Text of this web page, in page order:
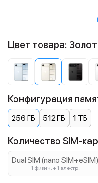
Цвет товара:
Конфигурация
256 ГБ 512 ГБ 1 ТБ
Количество SIM-
Dual SIM (nano SIM+eSIM)
1 физич. + 1 электр.